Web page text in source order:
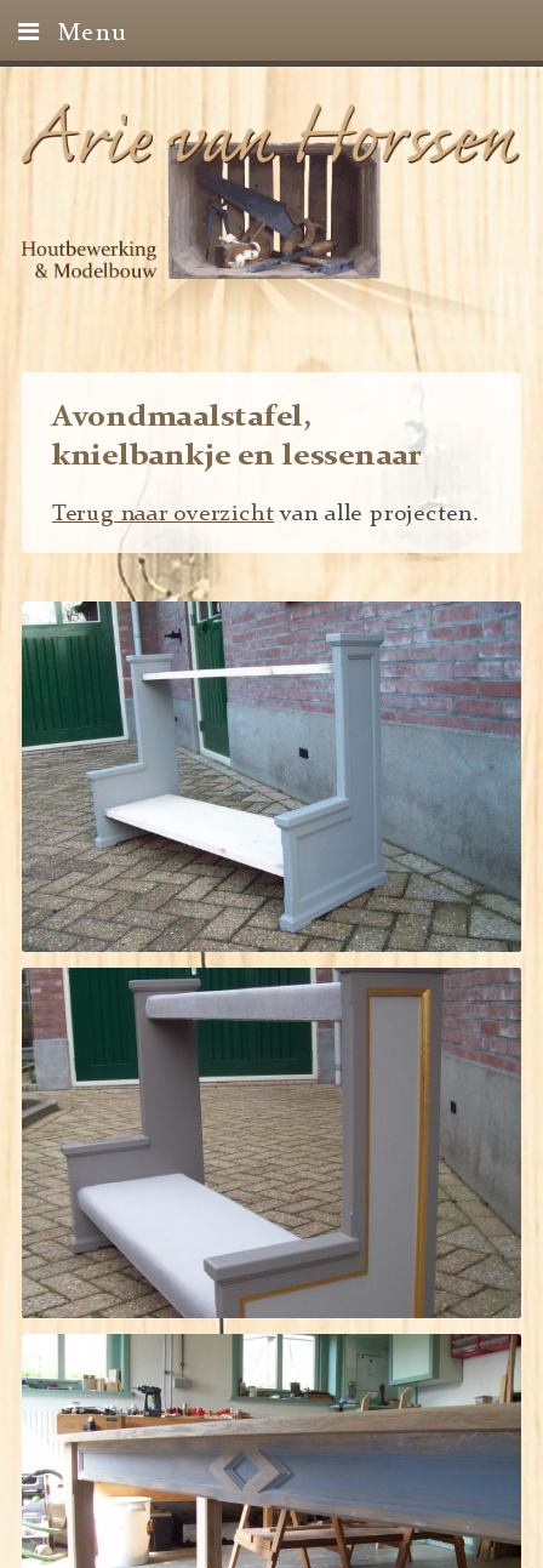
Menu
Projecten
Avondmaalstafel,
knielbankje en lessenaar
Terug naar overzichtvan alle projecten.